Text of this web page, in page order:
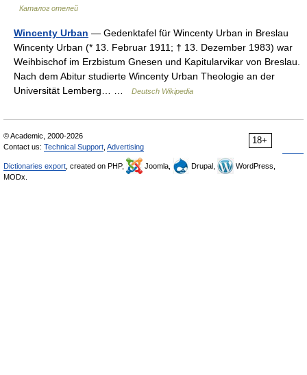
Каталог отелей
Wincenty Urban — Gedenktafel für Wincenty Urban in Breslau
Wincenty Urban (* 13. Februar 1911; † 13. Dezember 1983) war
Weihbischof im Erzbistum Gnesen und Kapitularvikar von Breslau.
Nach dem Abitur studierte Wincenty Urban Theologie an der
Universität Lemberg… …
Deutsch Wikipedia
18+
© Academic, 2000-2026
Contact us: Technical Support Advertising
Dictionaries export , created on PHP, Joomla, Drupal,
WordPress,
MODx.